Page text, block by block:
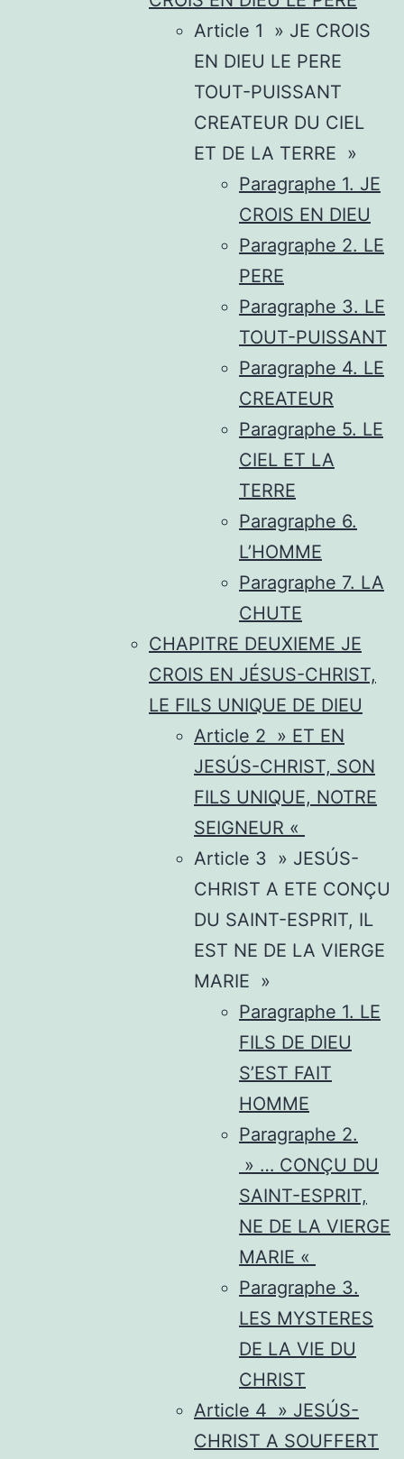
Article 1 » JE CROIS
EN DIEU LE PERE
TOUT-PUISSANT
CREATEUR DU CIEL
ET DE LA TERRE »
Paragraphe 1. JE
CROIS EN DIEU
Paragraphe 2. LE
PERE
Paragraphe 3. LE
TOUT-PUISSANT
Paragraphe 4. LE
CREATEUR
Paragraphe 5. LE
CIEL ET LA
TERRE
Paragraphe 6.
L’HOMME
Paragraphe 7. LA
CHUTE
CHAPITRE DEUXIEME JE
CROIS EN JÉSUS-CHRIST,
LE FILS UNIQUE DE DIEU
Article 2 » ET EN
JESÚS-CHRIST, SON
FILS UNIQUE, NOTRE
SEIGNEUR «
Article 3 » JESÚS-
CHRIST A ETE CONÇU
DU SAINT-ESPRIT, IL
EST NE DE LA VIERGE
MARIE »
Paragraphe 1. LE
FILS DE DIEU
S’EST FAIT
HOMME
Paragraphe 2.
» … CONÇU DU
SAINT-ESPRIT,
NE DE LA VIERGE
MARIE «
Paragraphe 3.
LES MYSTERES
DE LA VIE DU
CHRIST
Article 4 » JESÚS-
CHRIST A SOUFFERT